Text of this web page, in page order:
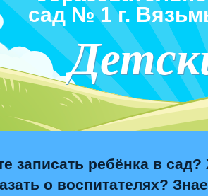
сад № 1 г.
записать ребёнка в сад?
о воспитателях?